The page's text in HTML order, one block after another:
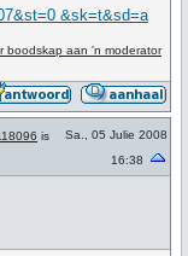
&sk=t&sd=a
boodskap aan 'n moderator
is
Sa., 05 Julie 2008
16:38